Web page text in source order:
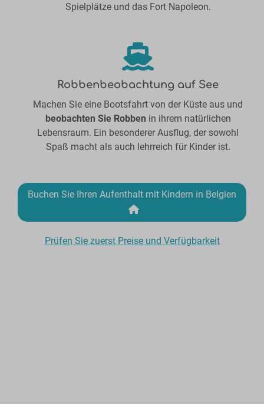
Spielplätze und das Fort Napoleon.
Robbenbeobachtung auf See
Machen Sie eine Bootsfahrt von der Küste aus und
beobachten Sie Robben in ihrem natürlichen
Lebensraum. Ein besonderer Ausflug, der sowohl
Spaß macht als auch lehrreich für Kinder ist.
Buchen Sie Ihren Aufenthalt mit Kindern in Belgien
Prüfen Sie zuerst Preise und Verfügbarkeit